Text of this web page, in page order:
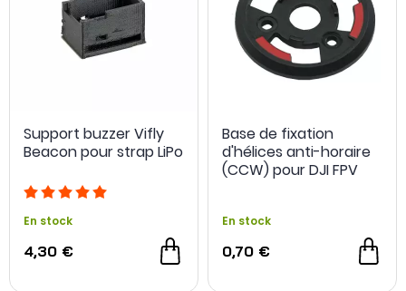
Support buzzer Vifly
Beacon pour strap LiPo
En stock
4,30 €
Base de fixation
d'hélices anti-horaire
(CCW) pour DJI FPV
En stock
0,70 €